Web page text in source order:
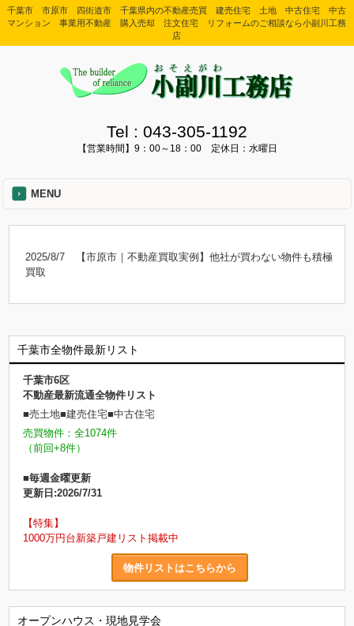
千葉市 市原市 四街道市 千葉県内の不動産売買 建売住宅 土地 中古住宅 中古
マンション 事業用不動産 購入売却 注文住宅 リフォームのご相談なら小副川工務
店
Tel : 043-305-1192
【営業時間】9：00～18：00 定休日：水曜日
MENU
2025/8/7
【市原市｜不動産買取実例】他社が買わない物件も積極
買取
千葉市全物件最新リスト
千葉市6区
不動産最新流通全物件リスト
■売土地■建売住宅■中古住宅
売買物件：全1074件
（前回+8件）
■毎週金曜更新
更新日:2026/7/31
【特集】
1000万円台新築戸建リスト掲載中
物件リストはこちらから
オープンハウス・現地見学会